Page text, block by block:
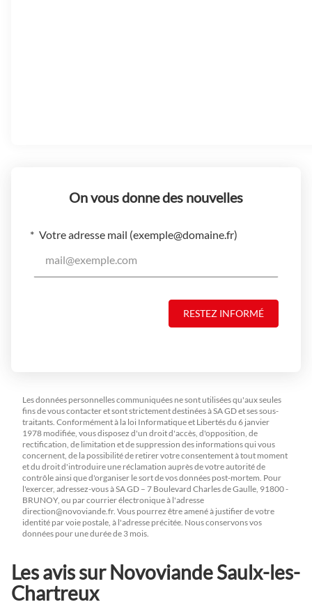
On vous donne des nouvelles
Votre adresse mail (exemple@domaine.fr)
RESTEZ INFORMÉ
Les données personnelles communiquées ne sont utilisées qu'aux seules
fins de vous contacter et sont strictement destinées à SA GD et ses sous-
traitants. Conformément à la loi Informatique et Libertés du 6 janvier
1978 modifiée, vous disposez d'un droit d'accès, d'opposition, de
rectification, de limitation et de suppression des informations qui vous
concernent, de la possibilité de retirer votre consentement à tout moment
et du droit d'introduire une réclamation auprès de votre autorité de
contrôle ainsi que d'organiser le sort de vos données post-mortem. Pour
l'exercer, adressez-vous à SA GD – 7 Boulevard Charles de Gaulle, 91800 -
BRUNOY, ou par courrier électronique à l'adresse
direction@novoviande.fr. Vous pourrez être amené à justifier de votre
identité par voie postale, à l'adresse précitée. Nous conservons vos
données pour une durée de 3 mois.
Les avis sur Novoviande Saulx-les-
Chartreux